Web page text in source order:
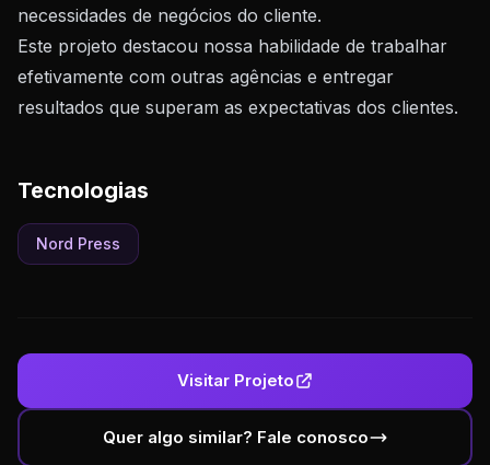
necessidades de negócios do cliente.
Este projeto destacou nossa habilidade de trabalhar
efetivamente com outras agências e entregar
resultados que superam as expectativas dos clientes.
Tecnologias
Nord Press
Visitar Projeto
Quer algo similar? Fale conosco